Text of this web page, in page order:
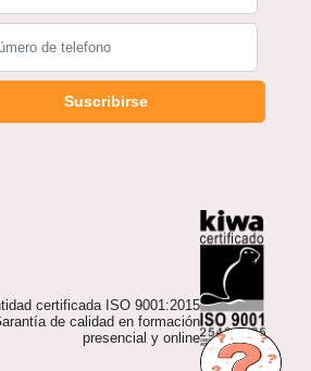
Suscribirse
certificada ISO 9001:2015
de calidad en formación
presencial y online